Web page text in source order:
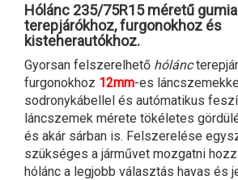
Hólánc 235/75R15 méretű
terepjárókhoz, furgonokhoz és
kisteherautókhoz.
Gyorsan felszerelhető hólánc
furgonokhoz 12mm-es
sodronykábellel és autómatikus
láncszemek mérete tökéletes
és akár sárban is. Felszerelése
szükséges a járművet mozgatni
hólánc a legjobb választás havas és